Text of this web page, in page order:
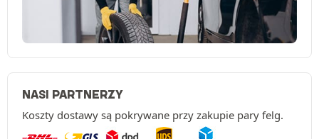
NASI PARTNERZY
Koszty dostawy są pokrywane przy zakupie pary felg.